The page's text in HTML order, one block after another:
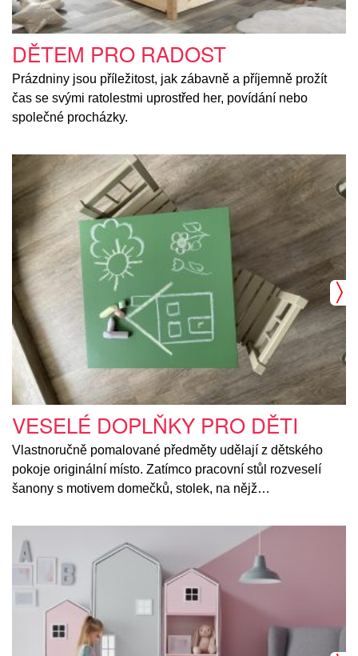
DĚTEM PRO RADOST
Prázdniny jsou příležitost, jak zábavně a příjemně prožít
čas se svými ratolestmi uprostřed her, povídání nebo
společné procházky.
VESELÉ DOPLŇKY PRO DĚTI
Vlastnoručně pomalované předměty udělají z dětského
pokoje originální místo. Zatímco pracovní stůl rozveselí
šanony s motivem domečků, stolek, na nějž…